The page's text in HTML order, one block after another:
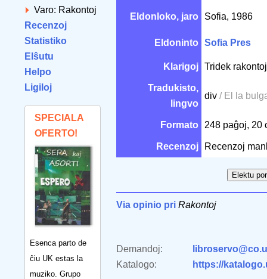
Varo: Rakontoj
Recenzoj
Statistiko
Elŝutu
Helpo
Ligiloj
SPECIALA
OFERTO!
Esenca parto de
ĉiu UK estas la
muziko. Grupo
Eldonloko, jaro Sofia, 1986
Eldoninto Sofia Pres
Klarigoj Tridek
Tradukisto,
lingvo
div / El la
Formato 248 paĝoj, 20
Recenzoj Recenzoj
Via opinio pri Rakontoj
Demandoj:
Katalogo:
https://